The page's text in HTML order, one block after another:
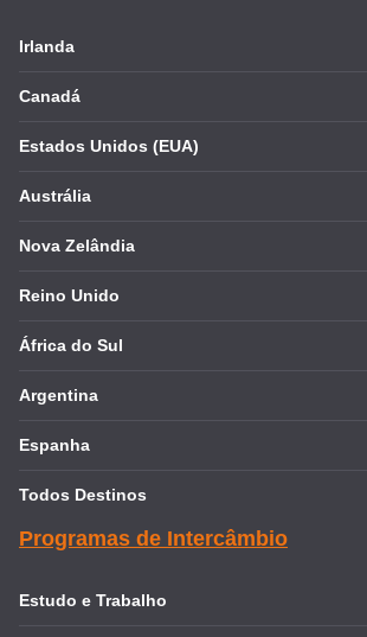
Irlanda
Canadá
Estados Unidos (EUA)
Austrália
Nova Zelândia
Reino Unido
África do Sul
Argentina
Espanha
Todos Destinos
Programas de Intercâmbio
Estudo e Trabalho